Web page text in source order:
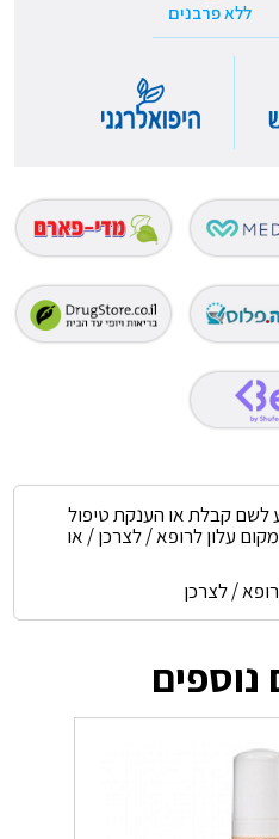
ללא פרבנים
לשם קבלת או הענקת טיפול
עלון לרופא / לצרכן / או
/ לצרכן
נוספים